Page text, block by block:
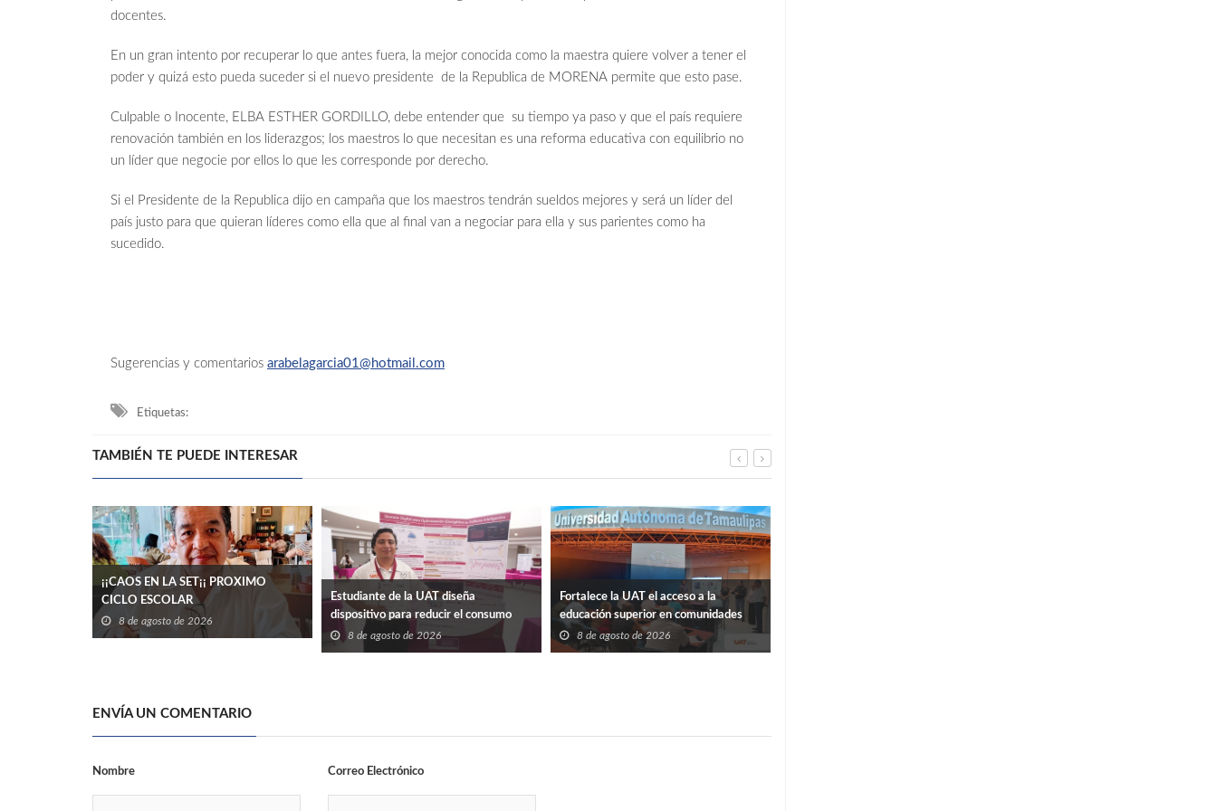
docentes.
En un gran intento por recuperar lo que antes fuera, la mejor conocida como la maestra quiere volver a tener el
poder y quizá esto pueda suceder si el nuevo presidente de la Republica de MORENA permite que esto pase.
Culpable o Inocente, ELBA ESTHER GORDILLO, debe entender que su tiempo ya paso y que el país requiere
renovación también en los liderazgos; los maestros lo que necesitan es una reforma educativa con equilibrio no
un líder que negocie por ellos lo que les corresponde por derecho.
Si el Presidente de la Republica dijo en campaña que los maestros tendrán sueldos mejores y será un líder del
país justo para que quieran líderes como ella que al final van a negociar para ella y sus parientes como ha
sucedido.
Sugerencias y comentarios arabelagarcia01@hotmail.com
Etiquetas:
TAMBIÉN TE PUEDE INTERESAR
¡¡CAOS EN LA SET¡¡ PROXIMO
CICLO ESCOLAR
8 de agosto de 2026
Estudiante de la UAT diseña
dispositivo para reducir el consumo
eléctrico en edificios
8 de agosto de 2026
Fortalece la UAT el acceso a la
educación superior en comunidades
8 de agosto de 2026
ENVÍA UN COMENTARIO
Nombre Correo Electrónico